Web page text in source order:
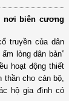
nơi biên cương
truyền của dân
lòng dân bản”
hoạt động thiết
thần cho cán bộ,
hộ gia đình có